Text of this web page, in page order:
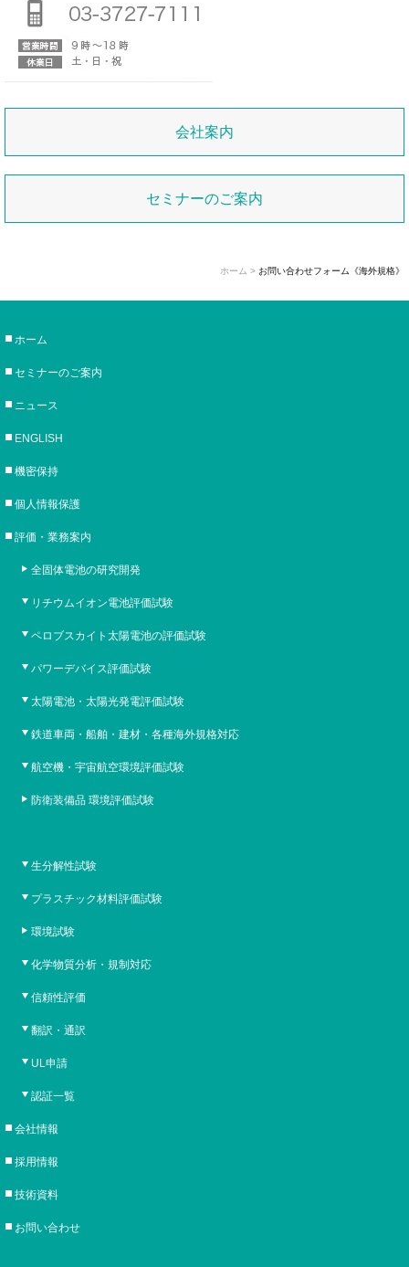
会社案内
セミナーのご案内
ホーム > お問い合わせフォーム《海外規格》
ホーム
セミナーのご案内
ニュース
ENGLISH
機密保持
個人情報保護
評価・業務案内
全固体電池の研究開発
リチウムイオン電池評価試験
ペロブスカイト太陽電池の評価試験
パワーデバイス評価試験
太陽電池・太陽光発電評価試験
鉄道車両・船舶・建材・各種海外規格対応
航空機・宇宙航空環境評価試験
防衛装備品 環境評価試験
生分解性試験
プラスチック材料評価試験
環境試験
化学物質分析・規制対応
信頼性評価
翻訳・通訳
UL申請
認証一覧
会社情報
採用情報
技術資料
お問い合わせ